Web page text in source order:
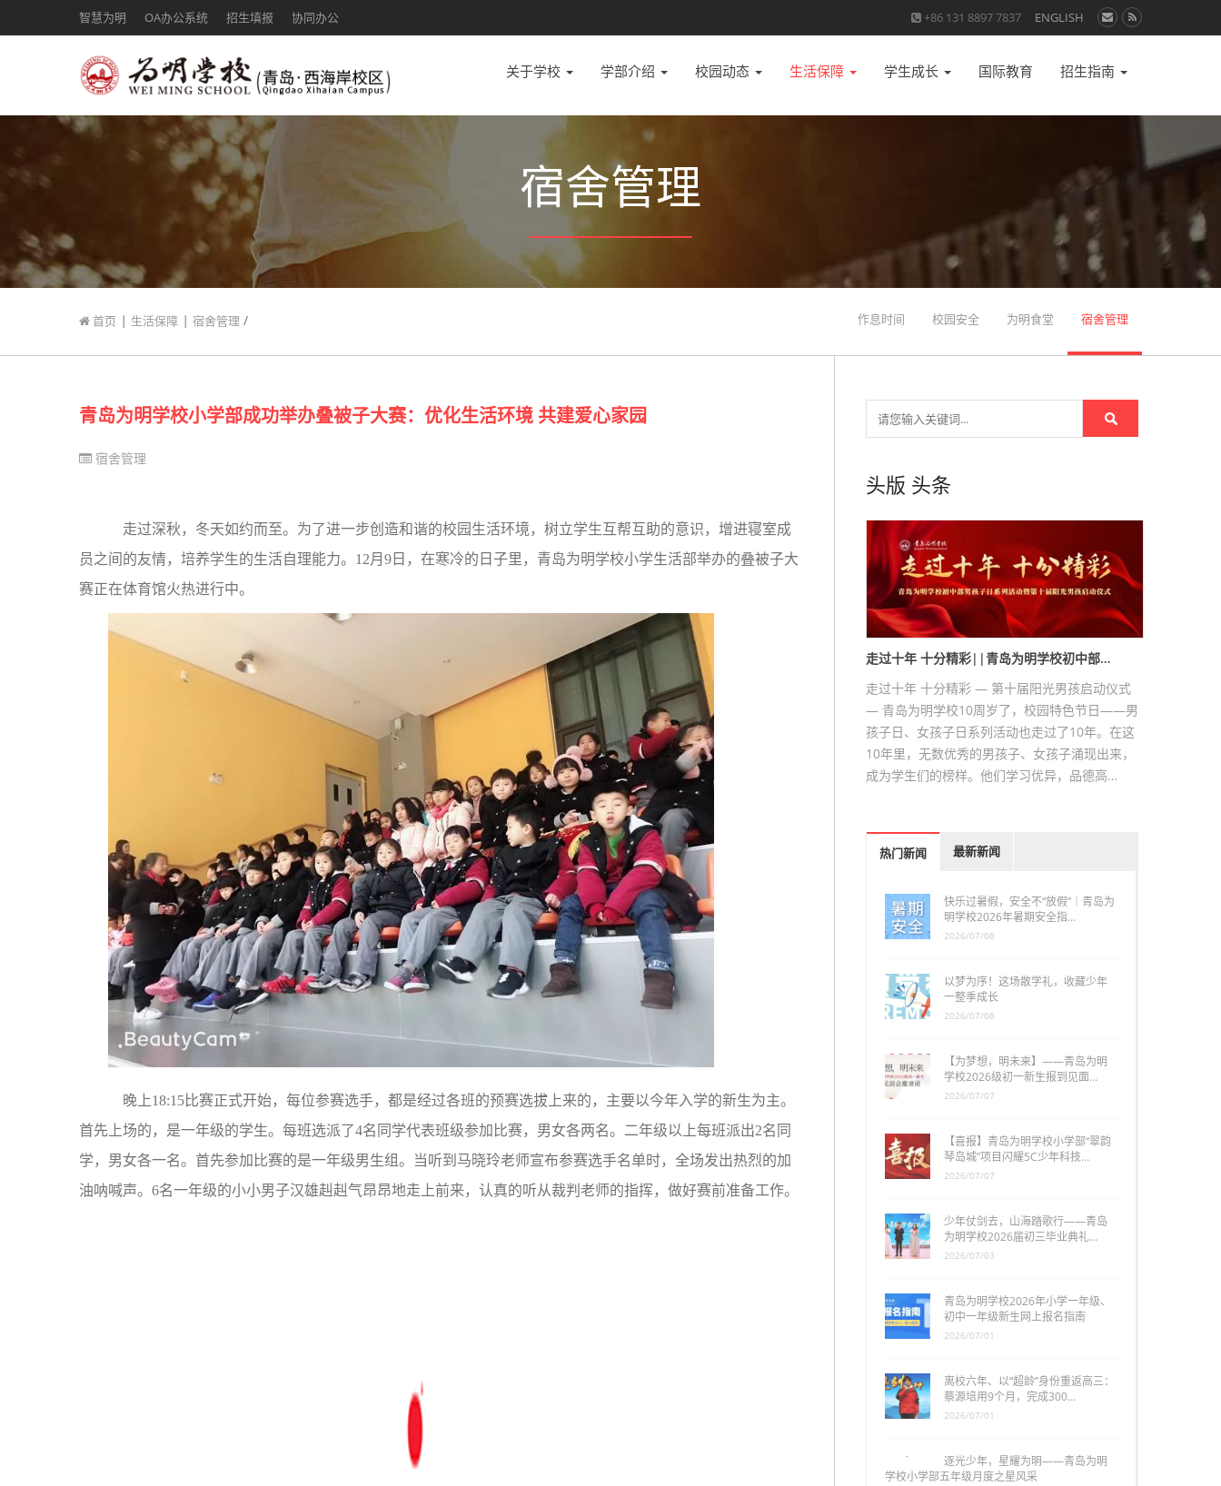
智慧为明 OA办公系统 招生填报 协同办公 +86 131 8897 7837 ENGLISH
关于学校 学部介绍 校园动态 生活保障 学生成长 国际教育 招生指南
宿舍管理
首页 | 生活保障 | 宿舍管理 / 作息时间 校园安全 为明食堂 宿舍管理
青岛为明学校小学部成功举办叠被子大赛：优化生活环境 共建爱心家园
宿舍管理
走过深秋，冬天如约而至。为了进一步创造和谐的校园生活环境，树立学生互帮互助的意识，增进寝室成
员之间的友情，培养学生的生活自理能力。12月9日，在寒冷的日子里，青岛为明学校小学生活部举办的叠被子大
赛正在体育馆火热进行中。
晚上18:15比赛正式开始，每位参赛选手，都是经过各班的预赛选拔上来的，主要以今年入学的新生为主。
首先上场的，是一年级的学生。每班选派了4名同学代表班级参加比赛，男女各两名。二年级以上每班派出2名同
学，男女各一名。首先参加比赛的是一年级男生组。当听到马晓玲老师宣布参赛选手名单时，全场发出热烈的加
油呐喊声。6名一年级的小小男子汉雄赳赳气昂昂地走上前来，认真的听从裁判老师的指挥，做好赛前准备工作。
头版 头条
走过十年 十分精彩||青岛为明学校初中部…
走过十年 十分精彩 — 第十届阳光男孩启动仪式
— 青岛为明学校10周岁了，校园特色节日——男
孩子日、女孩子日系列活动也走过了10年。在这
10年里，无数优秀的男孩子、女孩子涌现出来，
成为学生们的榜样。他们学习优异，品德高…
热门新闻 最新新闻
快乐过暑假，安全不“放假”｜青岛为
明学校2026年暑期安全指…
2026/07/08
以梦为序！这场散学礼，收藏少年
一整季成长
2026/07/08
【为梦想，明未来】——青岛为明
学校2026级初一新生报到见面…
2026/07/07
【喜报】青岛为明学校小学部“翠韵
琴岛城”项目闪耀5C少年科技…
2026/07/07
少年仗剑去，山海踏歌行——青岛
为明学校2026届初三毕业典礼…
2026/07/03
青岛为明学校2026年小学一年级、
初中一年级新生网上报名指南
2026/07/01
离校六年、以“超龄”身份重返高三：
蔡源培用9个月，完成300…
2026/07/01
逐光少年，星耀为明——青岛为明
学校小学部五年级月度之星风采